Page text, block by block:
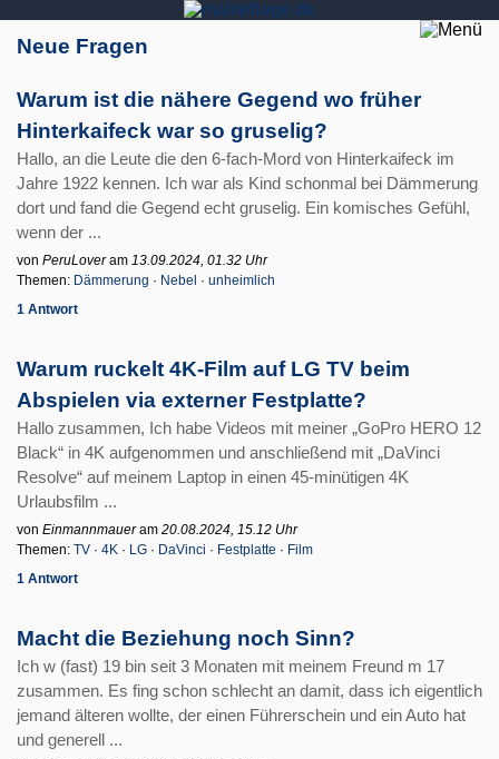
Neue Fragen
Warum ist die nähere Gegend wo früher
Hinterkaifeck war so gruselig?
Hallo, an die Leute die den 6-fach-Mord von Hinterkaifeck im
Jahre 1922 kennen. Ich war als Kind schonmal bei Dämmerung
dort und fand die Gegend echt gruselig. Ein komisches Gefühl,
wenn der ...
von PeruLoveram 13.09.2024, 01.32 Uhr
Themen: Dämmerung · Nebel · unheimlich
1 Antwort
Warum ruckelt 4K-Film auf LG TV beim
Abspielen via externer Festplatte?
Hallo zusammen, Ich habe Videos mit meiner „GoPro HERO 12
Black“ in 4K aufgenommen und anschließend mit „DaVinci
Resolve“ auf meinem Laptop in einen 45-minütigen 4K
Urlaubsfilm ...
von Einmannmaueram 20.08.2024, 15.12 Uhr
Themen: TV · 4K · LG · DaVinci · Festplatte · Film
1 Antwort
Macht die Beziehung noch Sinn?
Ich w (fast) 19 bin seit 3 Monaten mit meinem Freund m 17
zusammen. Es fing schon schlecht an damit, dass ich eigentlich
jemand älteren wollte, der einen Führerschein und ein Auto hat
und generell ...